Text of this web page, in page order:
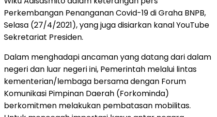
Perkembangan Penanganan Covid-19 di Graha BNPB,
Selasa (27/4/2021), yang juga disiarkan kanal YouTube
Sekretariat Presiden.
Dalam menghadapi ancaman yang datang dari dalam
negeri dan luar negeri ini, Pemerintah melalui lintas
kementerian/lembaga bersama dengan Forum
Komunikasi Pimpinan Daerah (Forkominda)
berkomitmen melakukan pembatasan mobilitas.